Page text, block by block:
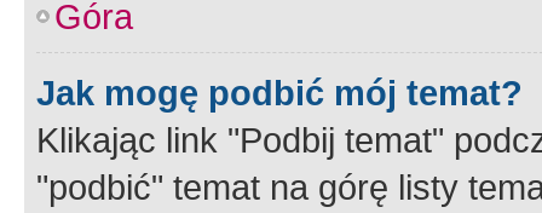
Góra
Jak mogę podbić mój temat?
Klikając link "Podbij temat"
"podbić" temat na górę listy